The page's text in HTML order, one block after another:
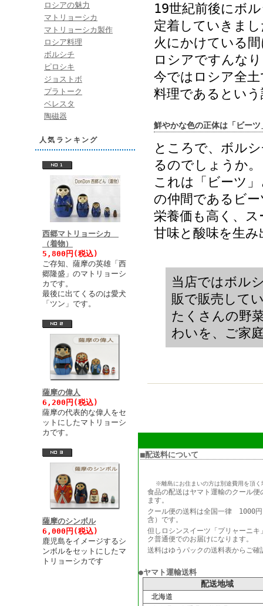
ロシアの魅力
マトリョーシカ
マトリョーシカ製作
ロシア料理
ボルシチ
ピロシキ
ジョストボ
プラトーク
ベレスタ
陶磁器
人気ランキング
西郷マトリョーシカ
（着物）
5,800円(税込)
ご存知、薩摩の英雄「西
郷隆盛」のマトリョーシ
カです。
最後に出てくるのは愛犬
「ツン」です。
薩摩の偉人
6,200円(税込)
薩摩の代表的な偉人をセ
ットにしたマトリョーシ
カです。
薩摩のシンボル
6,000円(税込)
鹿児島をイメージするシ
ンボルをセットにしたマ
トリョーシカです
19世紀前後にボ
定着していきま
火にかけている
ロシアですんな
今ではロシア全
料理であるとい
鮮やかな色の正体は「ビーツ
ところで、ボル
るのでしょうか。
これは「ビーツ
の仲間であるビ
栄養価も高く、
甘味と酸味を生
当店ではボル
販で販売して
たくさんの野
わいを、ご家
■配送料について
※離島にお住まいの方は別途費用を頂く
食品の配送はヤマト運輸のクール便
ます。
クール便の送料は全国一律 1000
含）です。
但しロシンスイーツ「プリャーニ
ク普通便でのお届けになります。
送料はゆうパックの送料表からご確
●ヤマト運輸送料
配送地域
北海道